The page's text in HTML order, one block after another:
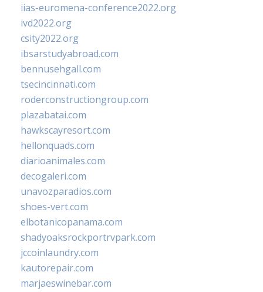
iias-euromena-conference2022.org
ivd2022.org
csity2022.org
ibsarstudyabroad.com
bennusehgall.com
tsecincinnati.com
roderconstructiongroup.com
plazabatai.com
hawkscayresort.com
hellonquads.com
diarioanimales.com
decogaleri.com
unavozparadios.com
shoes-vert.com
elbotanicopanama.com
shadyoaksrockportrvpark.com
jccoinlaundry.com
kautorepair.com
marjaeswinebar.com